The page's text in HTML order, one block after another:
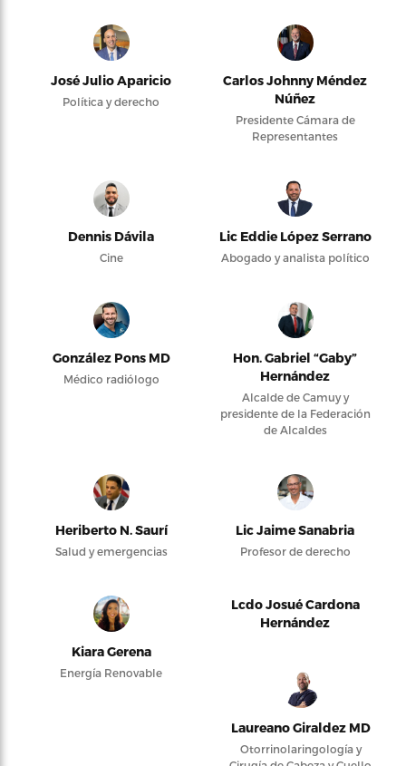
José Julio Aparicio
Política y derecho
Carlos Johnny Méndez
Núñez
Presidente Cámara de
Representantes
Dennis Dávila
Cine
Lic Eddie López Serrano
Abogado y analista político
González Pons MD
Médico radiólogo
Hon. Gabriel “Gaby”
Hernández
Alcalde de Camuy y
presidente de la Federación
de Alcaldes
Heriberto N. Saurí
Salud y emergencias
Lic Jaime Sanabria
Profesor de derecho
Kiara Gerena
Energía Renovable
Lcdo Josué Cardona
Hernández
Laureano Giraldez MD
Otorrinolaringología y